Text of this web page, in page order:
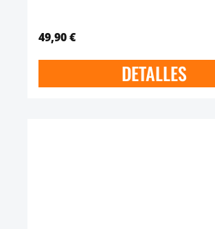
49,90 €
DETALLES